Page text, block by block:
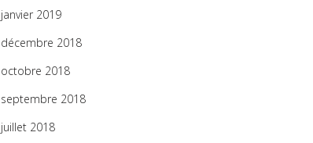
janvier 2019
décembre 2018
octobre 2018
septembre 2018
juillet 2018